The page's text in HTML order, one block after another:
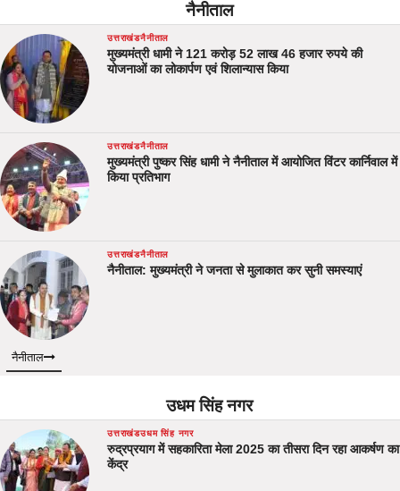
नैनीताल
उत्तराखंडनैनीताल
मुख्यमंत्री धामी ने 121 करोड़ 52 लाख 46 हजार रुपये की
योजनाओं का लोकार्पण एवं शिलान्यास किया
उत्तराखंडनैनीताल
मुख्यमंत्री पुष्कर सिंह धामी ने नैनीताल में आयोजित विंटर कार्निवाल में
किया प्रतिभाग
उत्तराखंडनैनीताल
नैनीताल: मुख्यमंत्री ने जनता से मुलाकात कर सुनी समस्याएं
नैनीताल
उधम सिंह नगर
उत्तराखंडउधम सिंह नगर
रुद्रप्रयाग में सहकारिता मेला 2025 का तीसरा दिन रहा आकर्षण का
केंद्र